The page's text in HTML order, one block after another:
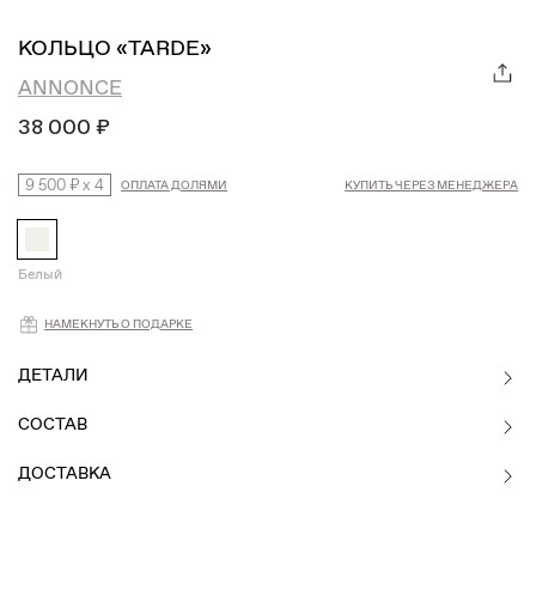
КОЛЬЦО «TARDE»
ANNONCE
38 000 ₽
9 500 ₽x 4 ОПЛАТА ДОЛЯМИ КУПИТЬ ЧЕРЕЗ МЕНЕДЖЕРА
Белый
Намекнуть о подарке
НАМЕКНУТЬ О ПОДАРКЕ
ДЕТАЛИ
СОСТАВ
ДОСТАВКА